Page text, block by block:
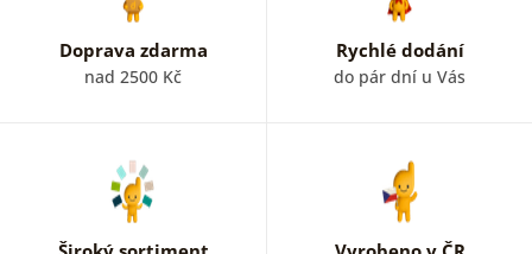
Doprava zdarma
nad 2500 Kč
Rychlé dodání
do pár dní u Vás